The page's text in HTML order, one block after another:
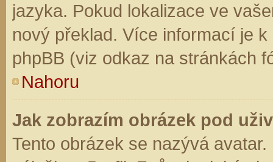
jazyka. Pokud lokalizace ve
nový překlad. Více informací je
phpBB (viz odkaz na stránkách
Nahoru
Jak zobrazím obrázek pod
Tento obrázek se nazývá